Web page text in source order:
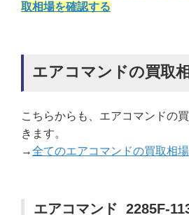
取相場を確認する
エアコマンドの買取
こちらからも、エアコマンドの
きます。
→全てのエアコマンドの買取相
エアコマンド 2285F-